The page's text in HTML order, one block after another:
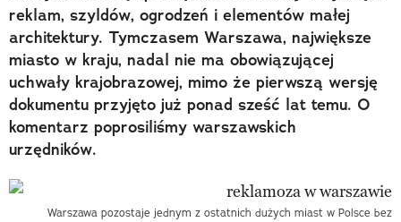
reklam, szyldów, ogrodzeń i elementów małej
architektury. Tymczasem Warszawa, największe
miasto w kraju, nadal nie ma obowiązującej
uchwały krajobrazowej, mimo że pierwszą wersję
dokumentu przyjęto już ponad sześć lat temu. O
komentarz poprosiliśmy warszawskich
urzędników.
Warszawa pozostaje jednym z ostatnich dużych miast w Polsce bez